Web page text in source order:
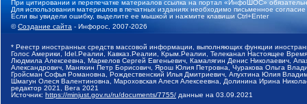
При цитировании и перепечатке материалов ссылка на портал «ИнфоШОС»
Для использования материалов в печатных изданиях необходимо письменное
Если вы увидели ошибку, выделите ее мышкой и нажмите клавиши Ctrl+Enter
©Создание сайта - Инфорос, 2007-2026
* Реестр иностранных средств массовой информации, выполняющих функции
Голос Америки, Idel.Реалии, Кавказ.Реалии, Крым.Реалии, Телеканал Настоящее
Людмила Алексеевна, Маркелов Сергей Евгеньевич, Камалягин Денис Николаевич,
Александрович, Маняхин Петр Борисович, Ярош Юлия Петровна, Чуракова Ольга
Гройсман Софья Романовна, Рождественский Илья Дмитриевич, Апухтина Юлия
Шмагун Олеся Валентиновна, Мароховская Алеся Алексеевна, Долинина Ирина
редактор 2021, Вега 2021
Источник: https://minjust.gov.ru/ru/documents/7755/ данные на 03.09.2021